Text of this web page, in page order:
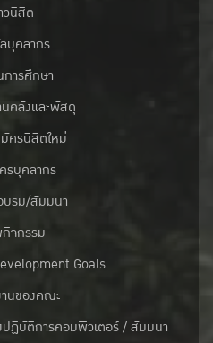
วนิสิต
บุคลากร
ารศึกษา
นคลังและพัสดุ
ครนิสิตใหม่
รบุคลากร
บรม/สัมมนา
จกรรม
Goals
นของคณะ
ปฏิบัติการคอมพิวเตอร์ / สัมมนา